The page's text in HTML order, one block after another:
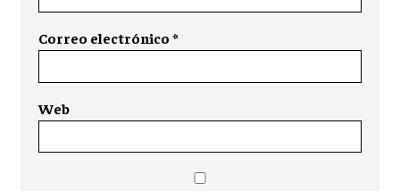
Correo electrónico*
Web